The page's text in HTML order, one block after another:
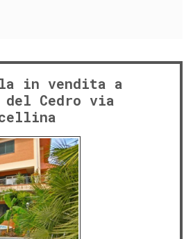
in vendita a
del Cedro via